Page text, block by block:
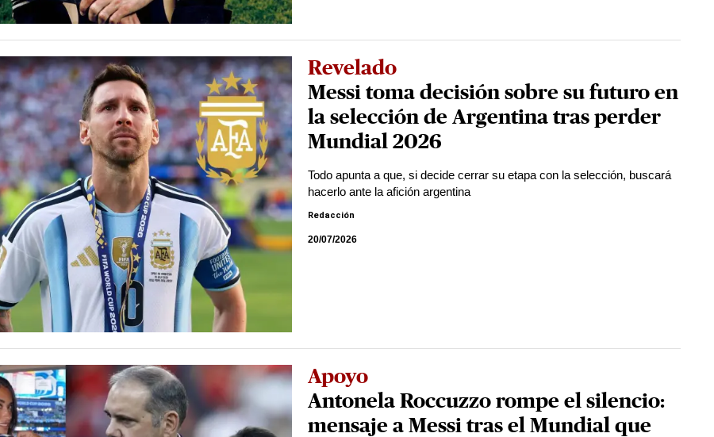
Revelado
Messi toma decisión sobre su futuro en
la selección de Argentina tras perder
Mundial 2026
Todo apunta a que, si decide cerrar su etapa con la selección, buscará
hacerlo ante la afición argentina
Redacción
20/07/2026
Apoyo
Antonela Roccuzzo rompe el silencio:
mensaje a Messi tras el Mundial que